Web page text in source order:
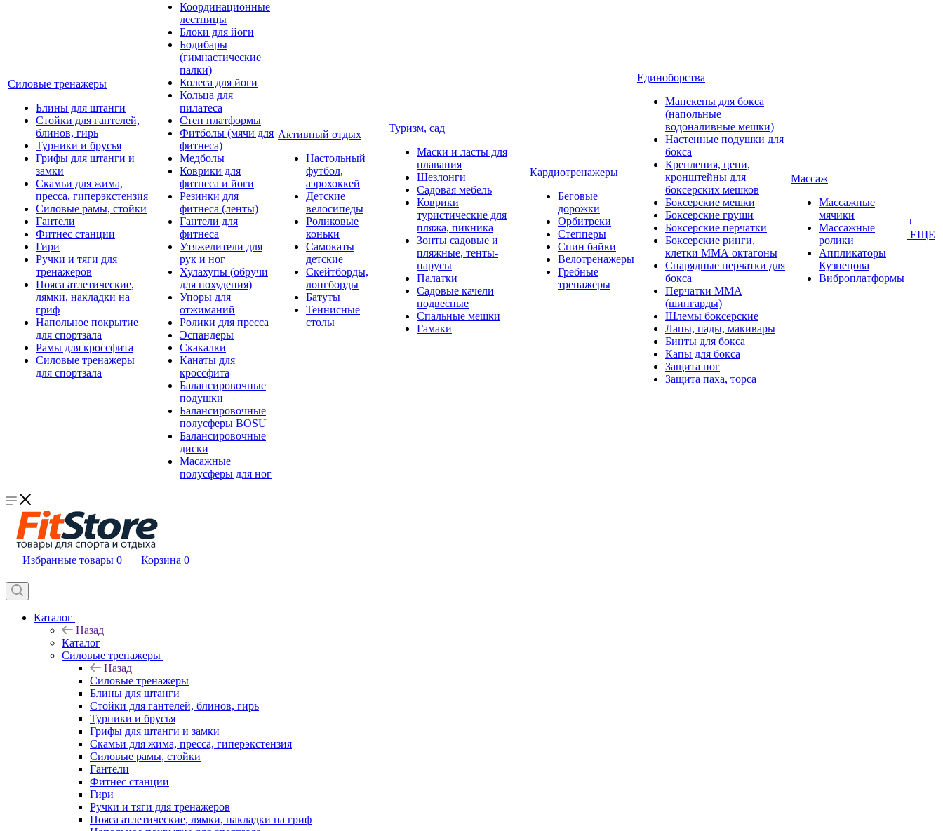
Силовые тренажеры
Блины для штанги
Стойки для гантелей,
блинов, гирь
Турники и брусья
Грифы для штанги и
замки
Скамьи для жима,
пресса, гиперэкстензия
Силовые рамы, стойки
Гантели
Фитнес станции
Гири
Ручки и тяги для
тренажеров
Пояса атлетические,
лямки, накладки на
гриф
Напольное покрытие
для спортзала
Рамы для кроссфита
Силовые тренажеры
для спортзала
Координационные
лестницы
Блоки для йоги
Бодибары
(гимнастические
палки)
Колеса для йоги
Кольца для
пилатеса
Степ платформы
Фитболы (мячи для
фитнеса)
Медболы
Коврики для
фитнеса и йоги
Резинки для
фитнеса (ленты)
Гантели для
фитнеса
Утяжелители для
рук и ног
Хулахупы (обручи
для похудения)
Упоры для
отжиманий
Ролики для пресса
Эспандеры
Скакалки
Канаты для
кроссфита
Балансировочные
подушки
Балансировочные
полусферы BOSU
Балансировочные
диски
Масажные
полусферы для ног
Активный отдых
Настольный
футбол,
аэрохоккей
Детские
велосипеды
Роликовые
коньки
Самокаты
детские
Скейтборды,
лонгборды
Батуты
Теннисные
столы
Туризм, сад
Маски и ласты для
плавания
Шезлонги
Садовая мебель
Коврики
туристические для
пляжа, пикника
Зонты садовые и
пляжные, тенты-
парусы
Палатки
Садовые качели
подвесные
Спальные мешки
Гамаки
Кардиотренажеры
Беговые
дорожки
Орбитреки
Степперы
Спин байки
Велотренажеры
Гребные
тренажеры
Единоборства
Манекены для бокса
(напольные
водоналивные мешки)
Настенные подушки для
бокса
Крепления, цепи,
кронштейны для
боксерских мешков
Боксерские мешки
Боксерские груши
Боксерские перчатки
Боксерские ринги,
клетки ММА октагоны
Снарядные перчатки для
бокса
Перчатки MMA
(шингарды)
Шлемы боксерские
Лапы, пады, макивары
Бинты для бокса
Капы для бокса
Защита ног
Защита паха, торса
Массаж
Массажные
мячики
Массажные
ролики
Аппликаторы
Кузнецова
Виброплатформы
+
ЕЩЕ
Избранные товары 0 Корзина 0
Каталог
Назад
Каталог
Силовые тренажеры
Назад
Силовые тренажеры
Блины для штанги
Стойки для гантелей, блинов, гирь
Турники и брусья
Грифы для штанги и замки
Скамьи для жима, пресса, гиперэкстензия
Силовые рамы, стойки
Гантели
Фитнес станции
Гири
Ручки и тяги для тренажеров
Пояса атлетические, лямки, накладки на гриф